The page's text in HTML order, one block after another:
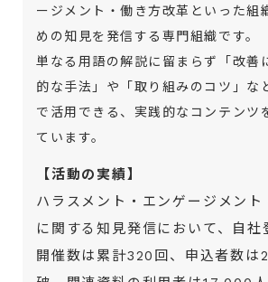
ージメント・働き方改革といった組
めの知見を発信する専門組織です。
単なる用語の解説に留まらず「改善
的な手法」や「取り組みのコツ」な
で活用できる、実践的なコンテンツ
ています。
【活動の実績】
ハラスメント・エンゲージメント
に関する知見発信において、自社
開催数は累計320回、申込者数